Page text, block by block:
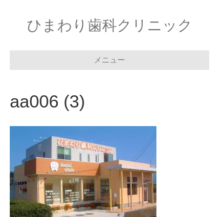
ひまわり歯科クリニック
メニュー
aa006 (3)